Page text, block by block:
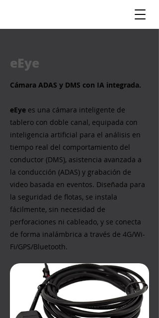
eEye
Cámara ADAS y DMS con IA integrada.
eEye es una cámara inteligente de
tablero con doble canal, equipada con
inteligencia artificial para el análisis en
tiempo real del comportamiento del
conductor (DMS), asistencia avanzada a
la conducción (ADAS) y grabación de
video basada en eventos. Diseñada para
la seguridad de flotas, se instala
fácilmente, sin necesidad de
perforaciones ni cableado, y se conecta
de forma inalámbrica a través de 4G/Wi-
Fi/GPS/Bluetooth.